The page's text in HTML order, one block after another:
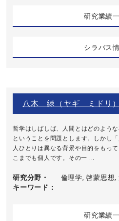
研究業績
シラバス
八木 緑（ヤギ ミドリ）
哲学はしばしば、人間とはどのよう
ということを問題とします。しかし
人ひとりは異なる背景や目的をもっ
こまでも個人です。その一 ...
研究分野・
キーワード
倫理学, 啓蒙思想
研究業績